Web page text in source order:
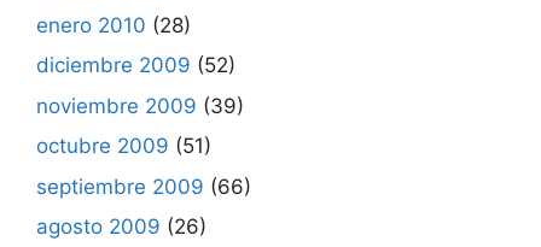
enero 2010 (28)
diciembre 2009 (52)
noviembre 2009 (39)
octubre 2009 (51)
septiembre 2009 (66)
agosto 2009 (26)